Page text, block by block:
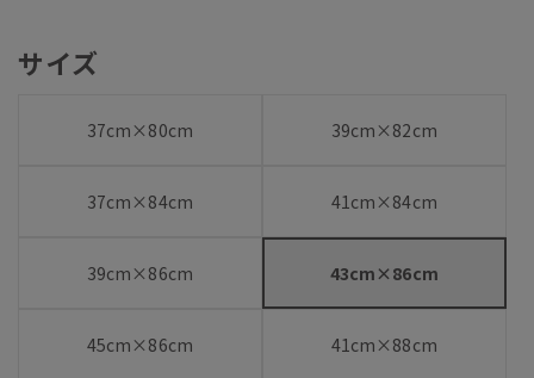
サイズ
37cm×80cm 39cm×82cm
37cm×84cm 41cm×84cm
39cm×86cm 43cm×86cm
45cm×86cm 41cm×88cm